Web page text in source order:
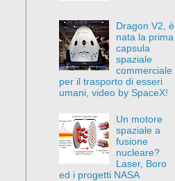
Dragon V2, è
nata la prima
capsula
spaziale
commerciale
per il trasporto di esseri
umani, video by SpaceX!
Un motore
spaziale a
fusione
nucleare?
Laser, Boro
ed i progetti NASA